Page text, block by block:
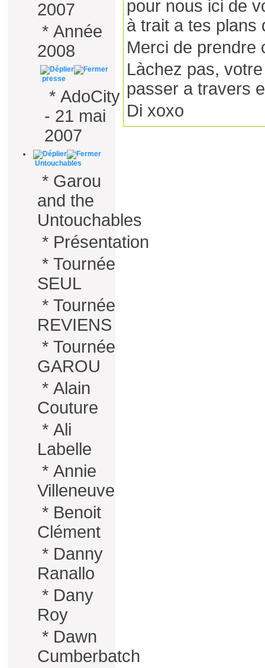
2007
* Année
2008
presse
* AdoCity
- 21 mai
2007
Untouchables
* Garou
and the
Untouchables
* Présentation
* Tournée
SEUL
* Tournée
REVIENS
* Tournée
GAROU
* Alain
Couture
* Ali
Labelle
* Annie
Villeneuve
* Benoit
Clément
* Danny
Ranallo
* Dany
Roy
* Dawn
Cumberbatch
pour nous ici de
à trait a tes plans
Merci de prendre
Làchez pas,
passer a travers
Di xoxo